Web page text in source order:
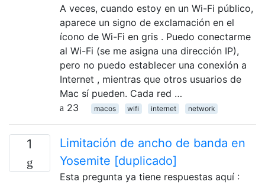
A veces, cuando estoy en un Wi-Fi público,
aparece un signo de exclamación en el
ícono de Wi-Fi en gris . Puedo conectarme
al Wi-Fi (se me asigna una dirección IP),
pero no puedo establecer una conexión a
Internet , mientras que otros usuarios de
Mac sí pueden. Cada red …
23
macos wifi internet network
1
Limitación de ancho de banda en
Yosemite [duplicado]
Esta pregunta ya tiene respuestas aquí :